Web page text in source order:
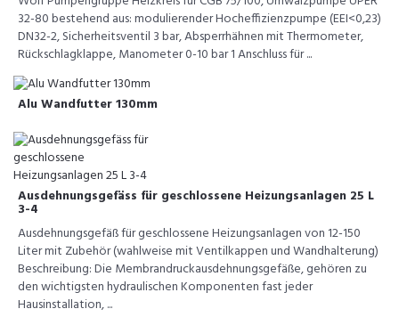
32-80 bestehend aus: modulierender Hocheffizienzpumpe (EEI<0,23)
DN32-2, Sicherheitsventil 3 bar, Absperrhähnen mit Thermometer,
Rückschlagklappe, Manometer 0-10 bar 1 Anschluss für ...
Alu Wandfutter 130mm
Ausdehnungsgefäss für geschlossene Heizungsanlagen 25 L
3-4
Ausdehnungsgefäß für geschlossene Heizungsanlagen von 12-150
Liter mit Zubehör (wahlweise mit Ventilkappen und Wandhalterung)
Beschreibung: Die Membrandruckausdehnungsgefäße, gehören zu
den wichtigsten hydraulischen Komponenten fast jeder
Hausinstallation, ...